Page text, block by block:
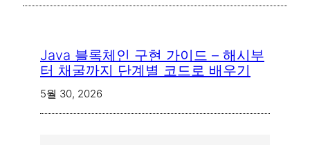
Java 블록체인 구현 가이드 – 해시부
터 채굴까지 단계별 코드로 배우기
5월 30, 2026